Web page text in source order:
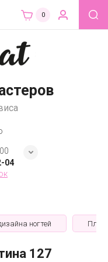
0
04
ногтей
127